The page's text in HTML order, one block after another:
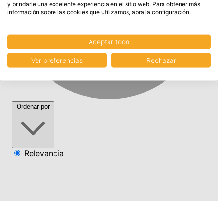
Ordenar por
Relevancia
y brindarle una excelente experiencia en el sitio web. Para obtener más
información sobre las cookies que utilizamos, abra la configuración.
Aceptar todo
Ver preferencias Rechazar